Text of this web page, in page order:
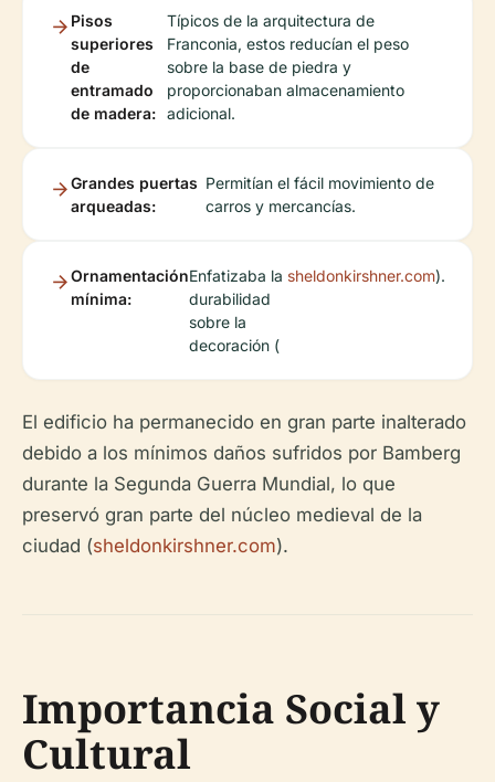
Pisos
superiores
de
entramado
de madera:
Típicos de la arquitectura de
Franconia, estos reducían el peso
sobre la base de piedra y
proporcionaban almacenamiento
adicional.
Grandes puertas
arqueadas:
Permitían el fácil movimiento de
carros y mercancías.
Ornamentación
mínima:
Enfatizaba la
durabilidad
sobre la
decoración (
sheldonkirshner.com).
El edificio ha permanecido en gran parte inalterado
debido a los mínimos daños sufridos por Bamberg
durante la Segunda Guerra Mundial, lo que
preservó gran parte del núcleo medieval de la
ciudad (sheldonkirshner.com).
Importancia Social y
Cultural